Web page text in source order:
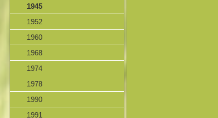
1945
1952
1960
1968
1974
1978
1990
1991